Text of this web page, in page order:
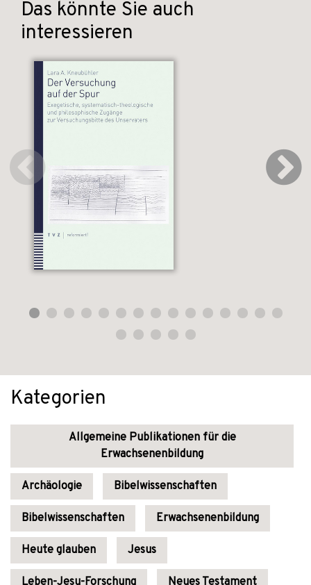
Das könnte Sie auch
interessieren
Kategorien
Allgemeine Publikationen für die
Erwachsenenbildung
Archäologie Bibelwissenschaften
Bibelwissenschaften Erwachsenenbildung
Heute glauben Jesus
Leben-Jesu-Forschung Neues Testament